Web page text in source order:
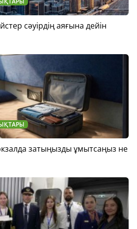
сәуірдің аяғына дейін
затыңызды ұмытсаңыз не